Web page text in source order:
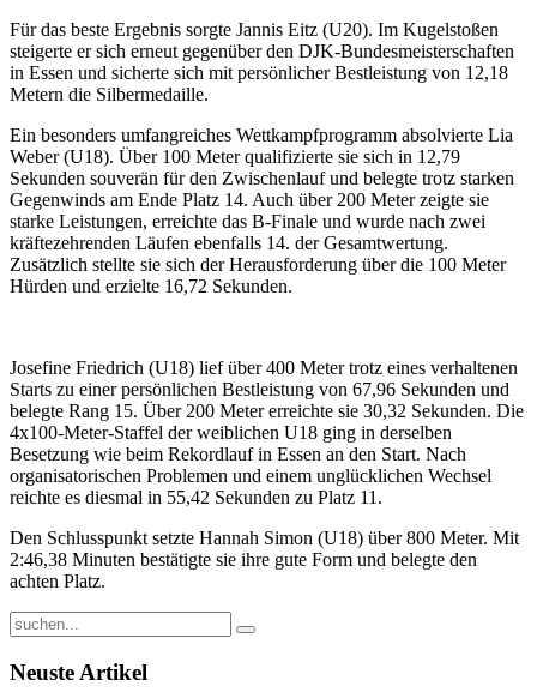
Für das beste Ergebnis sorgte Jannis Eitz (U20). Im Kugelstoßen
steigerte er sich erneut gegenüber den DJK-Bundesmeisterschaften
in Essen und sicherte sich mit persönlicher Bestleistung von 12,18
Metern die Silbermedaille.
Ein besonders umfangreiches Wettkampfprogramm absolvierte Lia
Weber (U18). Über 100 Meter qualifizierte sie sich in 12,79
Sekunden souverän für den Zwischenlauf und belegte trotz starken
Gegenwinds am Ende Platz 14. Auch über 200 Meter zeigte sie
starke Leistungen, erreichte das B-Finale und wurde nach zwei
kräftezehrenden Läufen ebenfalls 14. der Gesamtwertung.
Zusätzlich stellte sie sich der Herausforderung über die 100 Meter
Hürden und erzielte 16,72 Sekunden.
Josefine Friedrich (U18) lief über 400 Meter trotz eines verhaltenen
Starts zu einer persönlichen Bestleistung von 67,96 Sekunden und
belegte Rang 15. Über 200 Meter erreichte sie 30,32 Sekunden. Die
4x100-Meter-Staffel der weiblichen U18 ging in derselben
Besetzung wie beim Rekordlauf in Essen an den Start. Nach
organisatorischen Problemen und einem unglücklichen Wechsel
reichte es diesmal in 55,42 Sekunden zu Platz 11.
Den Schlusspunkt setzte Hannah Simon (U18) über 800 Meter. Mit
2:46,38 Minuten bestätigte sie ihre gute Form und belegte den
achten Platz.
Neuste Artikel